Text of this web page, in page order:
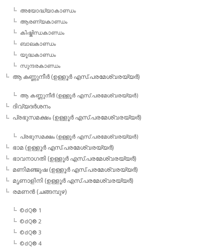
അയോദ്ധ്യാകാണ്ഡം
ആരണ്യകാണ്ഡം
കിഷ്കിന്ധകാണ്ഡം
ബാലകാണ്ഡം
യൂദ്ധകാണ്ഡം
സുന്ദരകാണ്ഡം
ആ കണ്ണുനീര്‍ (ഉള്ളൂര്‍ എസ്.പരമേശ്വരയ്യര്‍)
ആ കണ്ണുനീര്‍ (ഉള്ളൂര്‍ എസ്.പരമേശ്വരയ്യര്‍)
ദിവ്യദര്‍ശനം
പ്രഭുസമക്ഷം (ഉള്ളൂര്‍ എസ്.പരമേശ്വരയ്യര്‍)
പ്രഭുസമക്ഷം (ഉള്ളൂര്‍ എസ്.പരമേശ്വരയ്യര്‍)
ഭാമ (ഉള്ളൂര്‍ എസ്.പരമേശ്വരയ്യര്‍)
ഭാവനാഗതി (ഉള്ളൂര്‍ എസ്.പരമേശ്വരയ്യര്‍)
മണിമഞ്ജുഷ (ഉള്ളൂര്‍ എസ്.പരമേശ്വരയ്യര്‍)
മൃണാളിനി (ഉള്ളൂര്‍ എസ്.പരമേശ്വരയ്യര്‍)
രമണന്‍ (ചങ്ങമ്പുഴ)
©dQ® 1
©dQ® 2
©dQ® 3
©dQ® 4